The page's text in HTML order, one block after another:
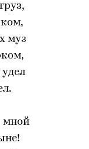
муз
мной